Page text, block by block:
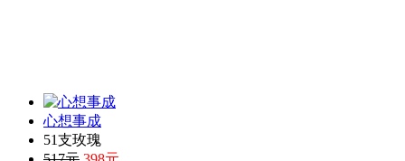
心想事成
51支玫瑰